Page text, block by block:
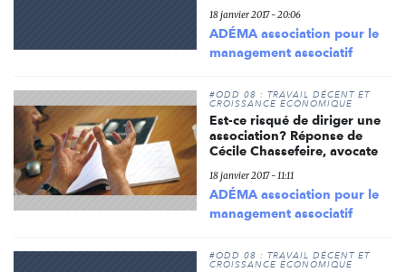
18 janvier 2017 - 20:06
ADÉMA association pour le
management associatif
#ODD 08 : TRAVAIL DÉCENT ET
CROISSANCE ÉCONOMIQUE
Est-ce risqué de diriger une
association? Réponse de
Cécile Chassefeire, avocate
18 janvier 2017 - 11:11
ADÉMA association pour le
management associatif
#ODD 08 : TRAVAIL DÉCENT ET
CROISSANCE ÉCONOMIQUE